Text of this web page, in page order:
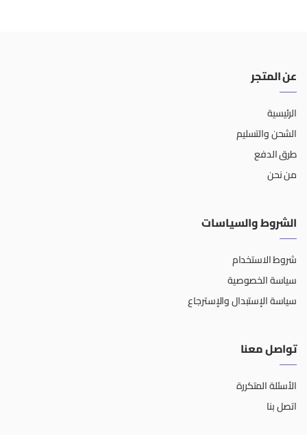
عن المتجر
الرئيسية
الشحن والتسليم
طرق الدفع
من نحن
الشروط والسياسات
شروط الاستخدام
سياسة الخصوصية
سياسة الإستبدال والإسترجاع
تواصل معنا
الأسئلة المتكررة
اتصل بنا